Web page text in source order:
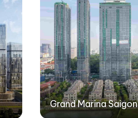
Grand Marina Saigon